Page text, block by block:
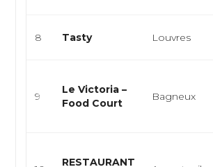
8 Tasty Louvres
9
Le Victoria –
Food Court
Bagneux
RESTAURANT